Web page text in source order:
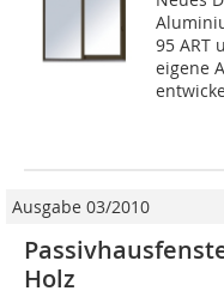
95 ART
eigene
Ausgabe 03/2010
Holz